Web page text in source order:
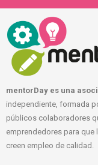
mentorDay es una
independiente, formada
públicos colaboradores
emprendedores para que
creen empleo de calidad.